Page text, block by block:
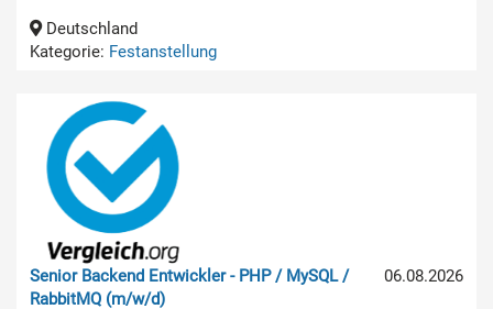
Deutschland
Kategorie: Festanstellung
06.08.2026
Senior Backend Entwickler - PHP / MySQL /
RabbitMQ (m/w/d)